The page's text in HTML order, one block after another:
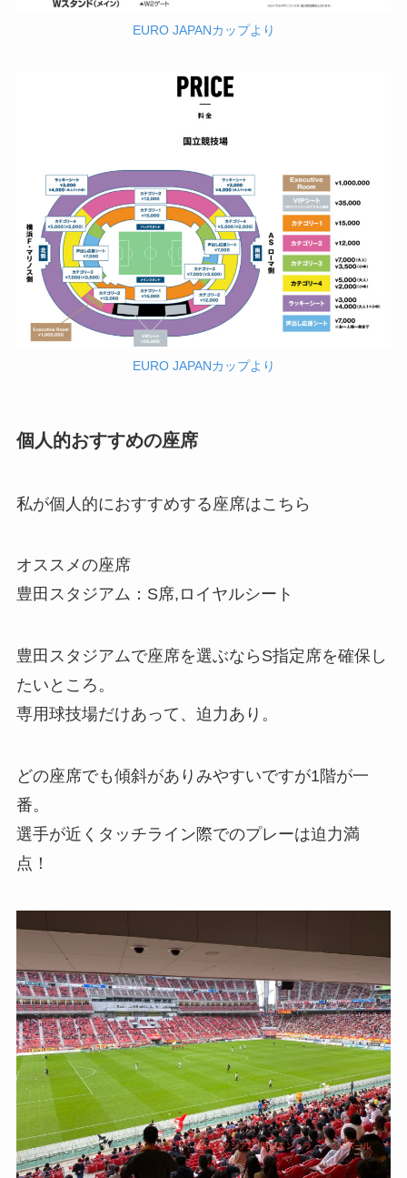
EURO JAPANカップより
EURO JAPANカップより
個人的おすすめの座席
私が個人的におすすめする座席はこちら
オススメの座席
豊田スタジアム：S席,ロイヤルシート
豊田スタジアムで座席を選ぶならS指定席を確保し
たいところ。
専用球技場だけあって、迫力あり。
どの座席でも傾斜がありみやすいですが1階が一
番。
選手が近くタッチライン際でのプレーは迫力満
点！